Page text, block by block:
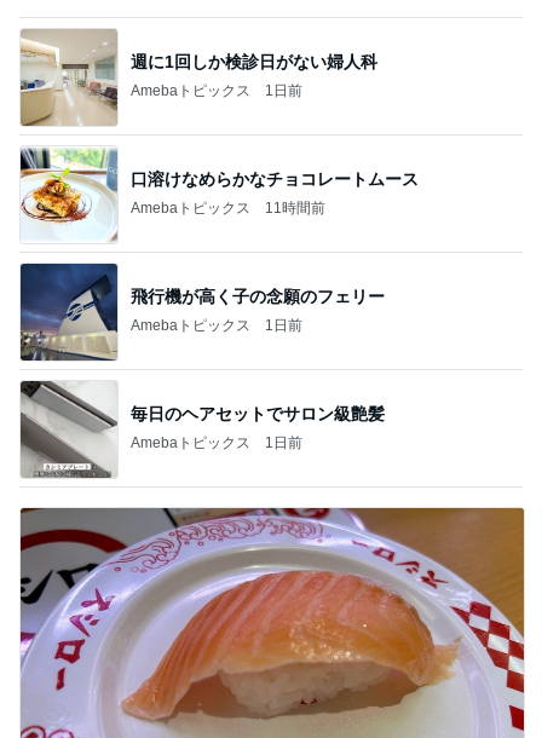
週に1回しか検診日がない婦人科
Amebaトピックス 1日前
口溶けなめらかなチョコレートムース
Amebaトピックス 11時間前
飛行機が高く子の念願のフェリー
Amebaトピックス 1日前
毎日のヘアセットでサロン級艶髪
Amebaトピックス 1日前